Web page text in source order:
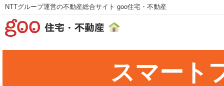
NTTグループ運営の不動産総合サイト goo住宅・不動産
スマート